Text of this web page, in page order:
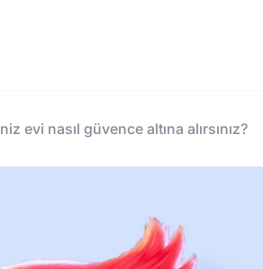
evi nasıl güvence altına alırsınız?